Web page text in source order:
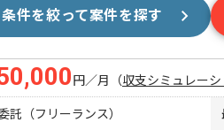
条件を絞って案件を探す
円／月 （収支シミュレーシ
託（フリーランス）